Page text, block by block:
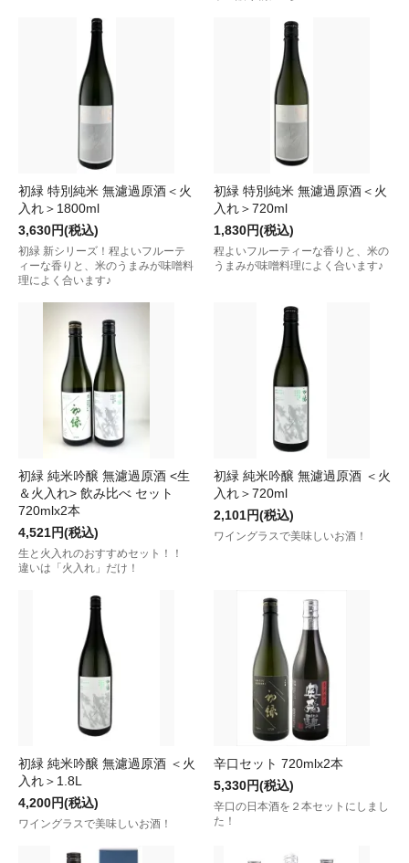
初緑 特別純米 無濾過原酒＜火
入れ＞1800ml
3,630円(税込)
初緑 新シリーズ！程よいフルーテ
ィーな香りと、米のうまみが味噌料
理によく合います♪
初緑 特別純米 無濾過原酒＜火
入れ＞720ml
1,830円(税込)
程よいフルーティーな香りと、米の
うまみが味噌料理によく合います♪
初緑 純米吟醸 無濾過原酒 <生
＆火入れ> 飲み比べ セット
720mlx2本
4,521円(税込)
生と火入れのおすすめセット！！
違いは「火入れ」だけ！
初緑 純米吟醸 無濾過原酒 ＜火
入れ＞720ml
2,101円(税込)
ワイングラスで美味しいお酒！
初緑 純米吟醸 無濾過原酒 ＜火
入れ＞1.8L
4,200円(税込)
ワイングラスで美味しいお酒！
辛口セット 720mlx2本
5,330円(税込)
辛口の日本酒を２本セットにしまし
た！